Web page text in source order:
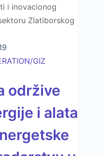
i inovacionog
Zlatiborskog
GIZ
održive
i alata